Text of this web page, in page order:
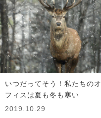
いつだってそう！私たちのオ
フィスは夏も冬も寒い
2019.10.29